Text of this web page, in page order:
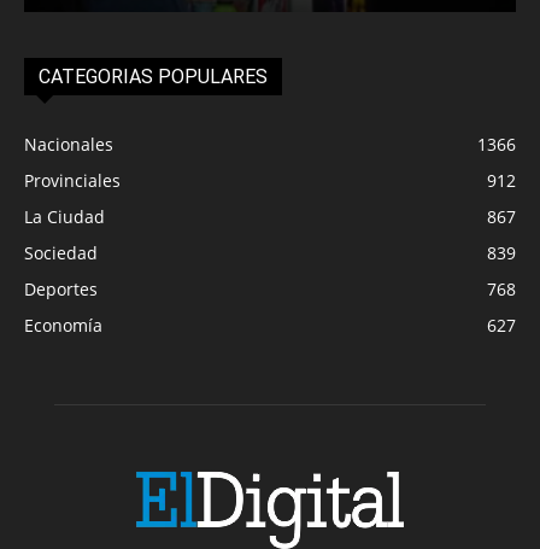
CATEGORIAS POPULARES
Nacionales
1366
Provinciales
912
La Ciudad
867
Sociedad
839
Deportes
768
Economía
627